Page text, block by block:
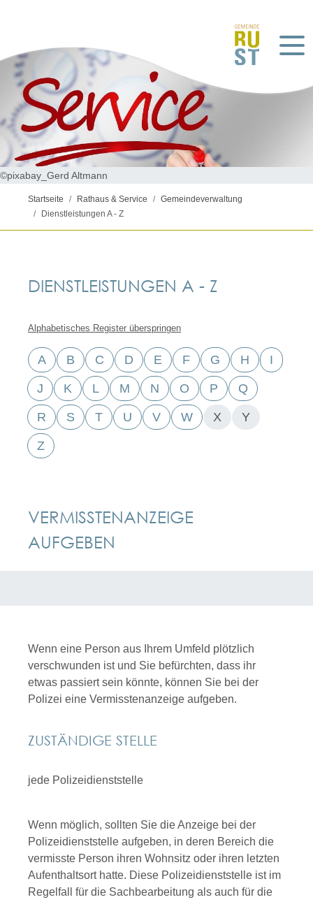
©pixabay_Gerd Altmann
Startseite Rathaus & Service
Gemeindeverwaltung
Dienstleistungen A - Z
DIENSTLEISTUNGEN A - Z
Alphabetisches Register überspringen
A B C D E F G H I
J K L M N O P Q
R S T U V W X Y
Z
VERMISSTENANZEIGE
AUFGEBEN
Wenn eine Person aus Ihrem Umfeld plötzlich
verschwunden ist und Sie befürchten, dass ihr
etwas passiert sein könnte, können Sie bei der
Polizei eine Vermisstenanzeige aufgeben.
ZUSTÄNDIGE STELLE
jede Polizeidienststelle
Wenn möglich, sollten Sie die Anzeige bei der
Polizeidienststelle aufgeben, in deren Bereich die
vermisste Person ihren Wohnsitz oder ihren letzten
Aufenthaltsort hatte. Diese Polizeidienststelle ist im
Regelfall für die Sachbearbeitung als auch für die